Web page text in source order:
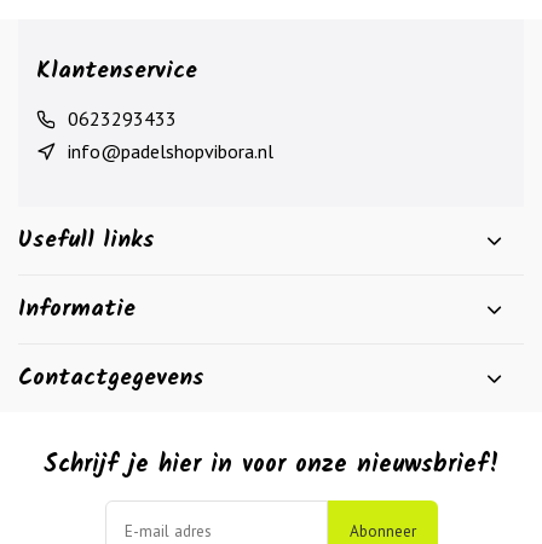
Klantenservice
0623293433
info@padelshopvibora.nl
Usefull links
Informatie
Contactgegevens
Schrijf je hier in voor onze nieuwsbrief!
Abonneer